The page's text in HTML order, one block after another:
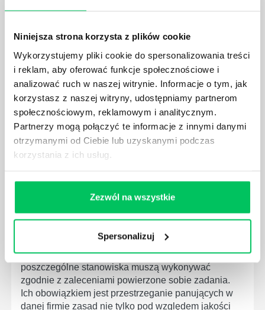
Niniejsza strona korzysta z plików cookie
Wykorzystujemy pliki cookie do spersonalizowania treści
i reklam, aby oferować funkcje społecznościowe i
analizować ruch w naszej witrynie. Informacje o tym, jak
korzystasz z naszej witryny, udostępniamy partnerom
społecznościowym, reklamowym i analitycznym.
Partnerzy mogą połączyć te informacje z innymi danymi
otrzymanymi od Ciebie lub uzyskanymi podczas
korzystania z ich usług.
Zezwól na wszystkie
Spersonalizuj
WYMAGANIAMI NORM JAKOŚCI WYROBÓW
W związku z ogromnym rozwojem dzisiejszego
społeczeństwa wprowadzane jest coraz więcej reguł,
które mają za zadanie poprawić poszczególne
dziedziny gospodarki. Dzięki nim wszystkie firmy
będą zobowiązane przestrzegać zasad, których
wprowadzenie dąży do ujednolicenia jakości
produktów, które trafiają do klientów.
CZYM ZAJMUJE SIĘ AUDYTOR WEWNĘTRZNY
LABORATORIUM?
W każdym miejscu pracy osoby zatrudnione na
poszczególne stanowiska muszą wykonywać
zgodnie z zaleceniami powierzone sobie zadania.
Ich obowiązkiem jest przestrzeganie panujących w
danej firmie zasad nie tylko pod względem jakości